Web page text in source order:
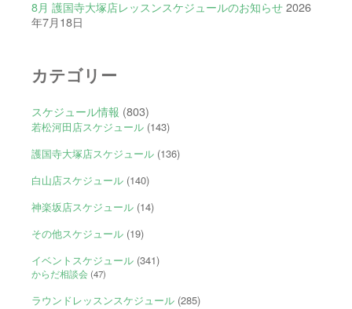
8月 護国寺大塚店レッスンスケジュールのお知らせ 2026
年7月18日
カテゴリー
スケジュール情報 (803)
若松河田店スケジュール(143)
護国寺大塚店スケジュール(136)
白山店スケジュール(140)
神楽坂店スケジュール(14)
その他スケジュール(19)
イベントスケジュール(341)
からだ相談会(47)
ラウンドレッスンスケジュール(285)